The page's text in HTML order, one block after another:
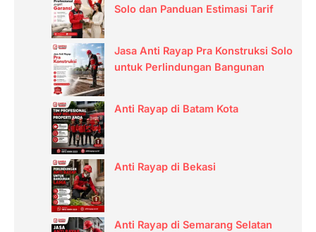
Solo dan Panduan Estimasi Tarif
Jasa Anti Rayap Pra Konstruksi Solo
untuk Perlindungan Bangunan
Anti Rayap di Batam Kota
Anti Rayap di Bekasi
Anti Rayap di Semarang Selatan